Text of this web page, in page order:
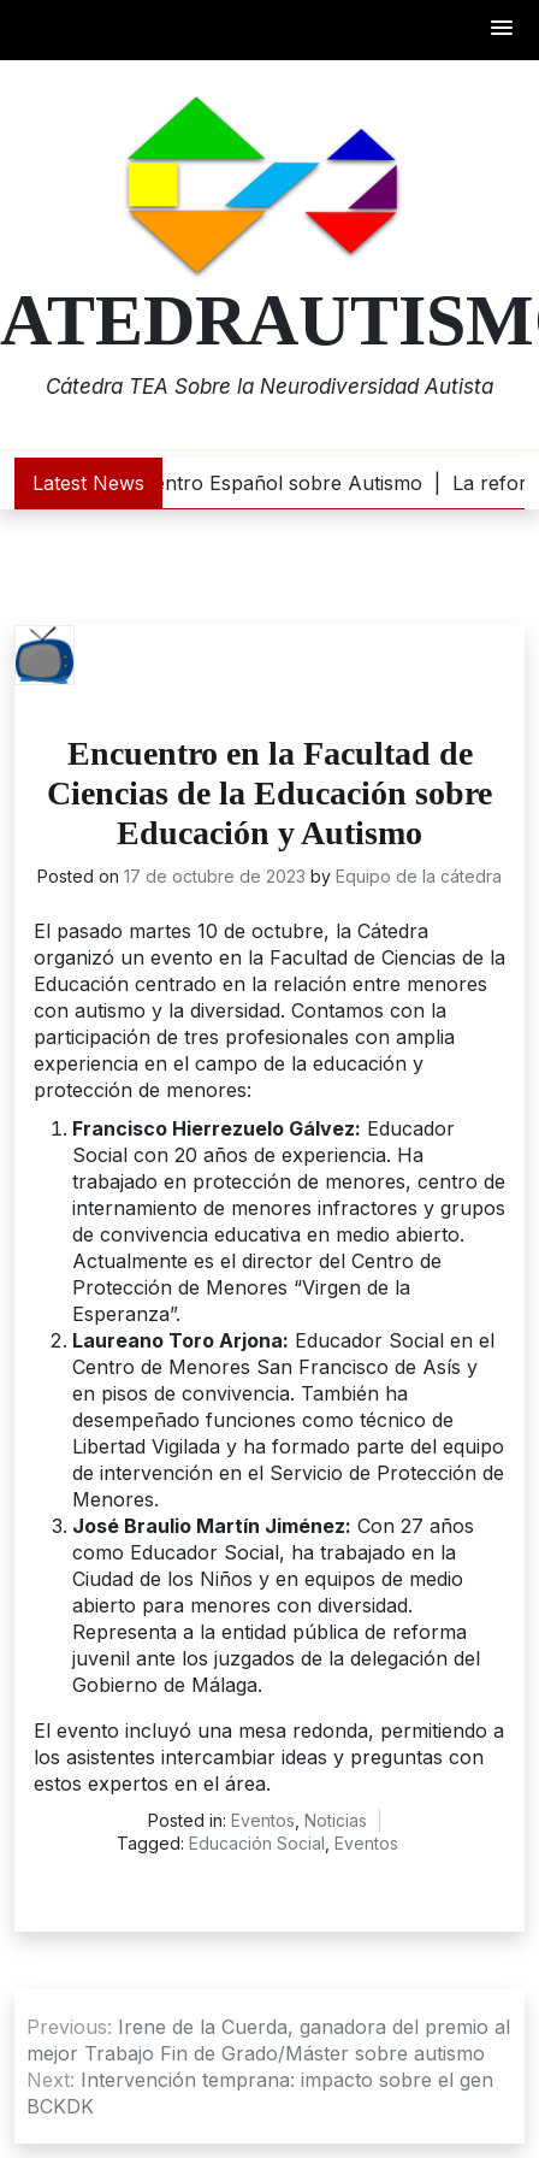
Cátedra TEA Sobre la Neurodiversidad Autista
Latest News
euros al Centro Español sobre Autismo | La
Encuentro en la Facultad de
Ciencias de la Educación sobre
Educación y Autismo
Posted on 17 de octubre de 2023 by Equipo de la cátedra
El pasado martes 10 de octubre, la Cátedra
organizó un evento en la Facultad de Ciencias de la
Educación centrado en la relación entre menores
con autismo y la diversidad. Contamos con la
participación de tres profesionales con amplia
experiencia en el campo de la educación y
protección de menores:
Francisco Hierrezuelo Gálvez: Educador
Social con 20 años de experiencia. Ha
trabajado en protección de menores, centro de
internamiento de menores infractores y grupos
de convivencia educativa en medio abierto.
Actualmente es el director del Centro de
Protección de Menores “Virgen de la
Esperanza”.
Laureano Toro Arjona: Educador Social en el
Centro de Menores San Francisco de Asís y
en pisos de convivencia. También ha
desempeñado funciones como técnico de
Libertad Vigilada y ha formado parte del equipo
de intervención en el Servicio de Protección de
Menores.
José Braulio Martín Jiménez: Con 27 años
como Educador Social, ha trabajado en la
Ciudad de los Niños y en equipos de medio
abierto para menores con diversidad.
Representa a la entidad pública de reforma
juvenil ante los juzgados de la delegación del
Gobierno de Málaga.
El evento incluyó una mesa redonda, permitiendo a
los asistentes intercambiar ideas y preguntas con
estos expertos en el área.
Posted in: Eventos Noticias
Tagged: Educación Social Eventos
de
entradas
Previous: Irene de la Cuerda, ganadora del premio al
mejor Trabajo Fin de Grado/Máster sobre autismo
Next: Intervención temprana: impacto sobre el gen
BCKDK